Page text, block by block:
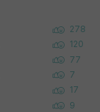
278
120
77
7
17
9